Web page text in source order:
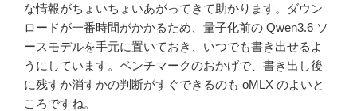
な情報がちょいちょいあがってきて助かります。ダウン
ロードが一番時間がかかるため、量子化前の Qwen3.6 ソ
ースモデルを手元に置いておき、いつでも書き出せるよ
うにしています。ベンチマークのおかげで、書き出し後
に残すか消すかの判断がすぐできるのも oMLX のよいと
ころですね。